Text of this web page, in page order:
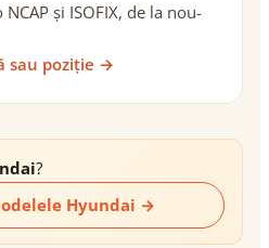
și ISOFIX, de la nou-
sau poziție →
?
Hyundai →